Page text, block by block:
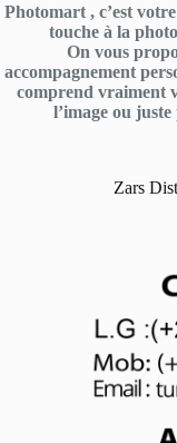
Photomart , c’est
touche à la
On vous
accompagnement
comprend vraiment
l’image ou
Zars